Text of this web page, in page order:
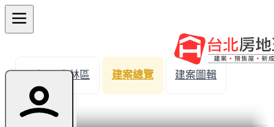
← 返回士林區 建案總覽 建案圖輯
生活機能